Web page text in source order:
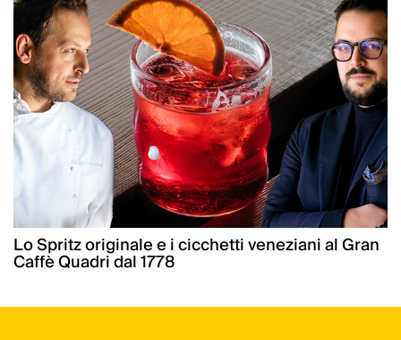
Lo Spritz originale e i cicchetti veneziani al Gran
Caffè Quadri dal 1778